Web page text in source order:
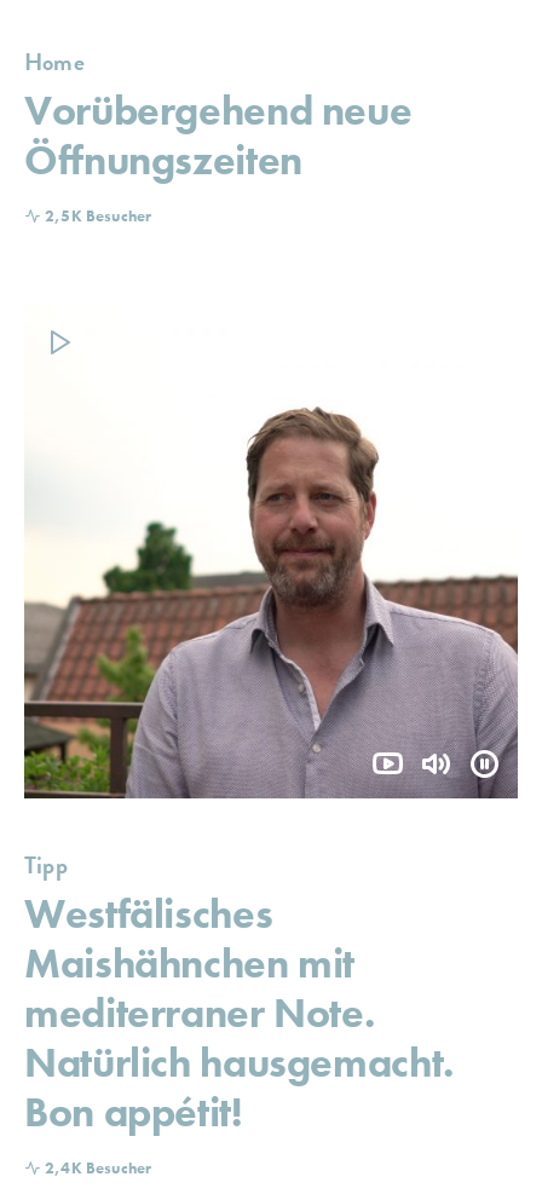
Home
Vorübergehend neue
Öffnungszeiten
2,5K Besucher
Tipp
Westfälisches
Maishähnchen mit
mediterraner Note.
Natürlich hausgemacht.
Bon appétit!
2,4K Besucher